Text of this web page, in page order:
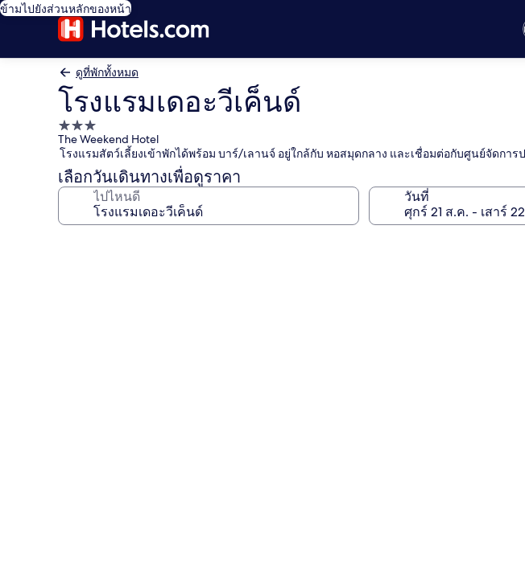
ข้ามไปยังส่วนหลักของหน้า
ดูที่พักทั้งหมด
โรงแรมเดอะวีเค็นด์
ที่พัก
3.0
ดาว
The Weekend Hotel
โรงแรมสัตว์เลี้ยงเข้าพักได้พร้อม บาร์/เลานจ์ อยู่ใกล้กับ หอสมุดกลาง และเชื่อมต่อกับศูนย์จัดการ
เลือกวันเดินทางเพื่อดูราคา
ไปไหนดี วันที่